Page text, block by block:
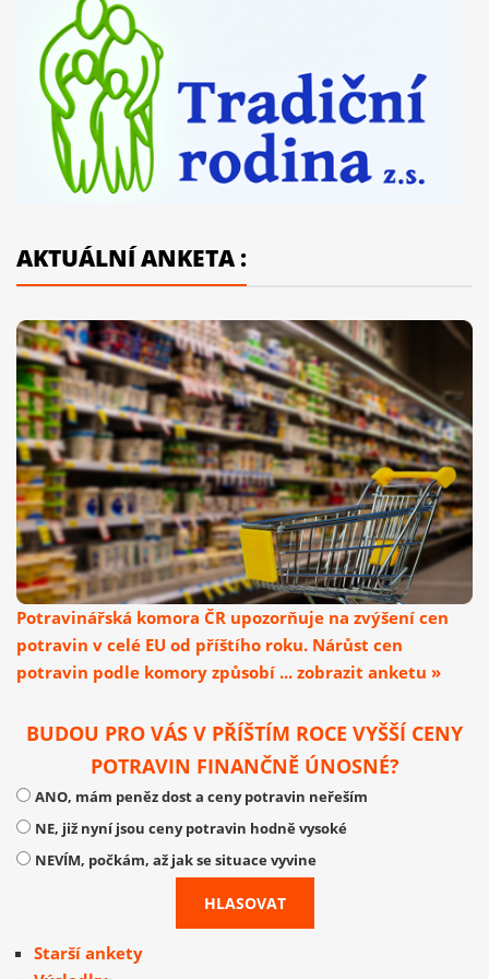
AKTUÁLNÍ ANKETA :
Potravinářská komora ČR upozorňuje na zvýšení cen
potravin v celé EU od příštího roku. Nárůst cen
potravin podle komory způsobí ... zobrazit anketu »
BUDOU PRO VÁS V PŘÍŠTÍM ROCE VYŠŠÍ CENY
POTRAVIN FINANČNĚ ÚNOSNÉ?
ANO, mám peněz dost a ceny potravin neřeším
NE, již nyní jsou ceny potravin hodně vysoké
NEVÍM, počkám, až jak se situace vyvine
Starší ankety